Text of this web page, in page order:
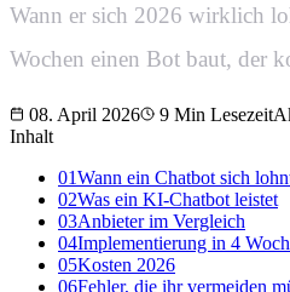
Wann er sich 2026 wirklich
Wochen einen Bot baut, der
08. April 2026 9 Min Lesezeit
Inhalt
01Wann ein Chatbot sich
02Was ein KI-Chatbot leistet
03Anbieter im Vergleich
04Implementierung in 4
05Kosten 2026
06Fehler, die ihr vermeiden